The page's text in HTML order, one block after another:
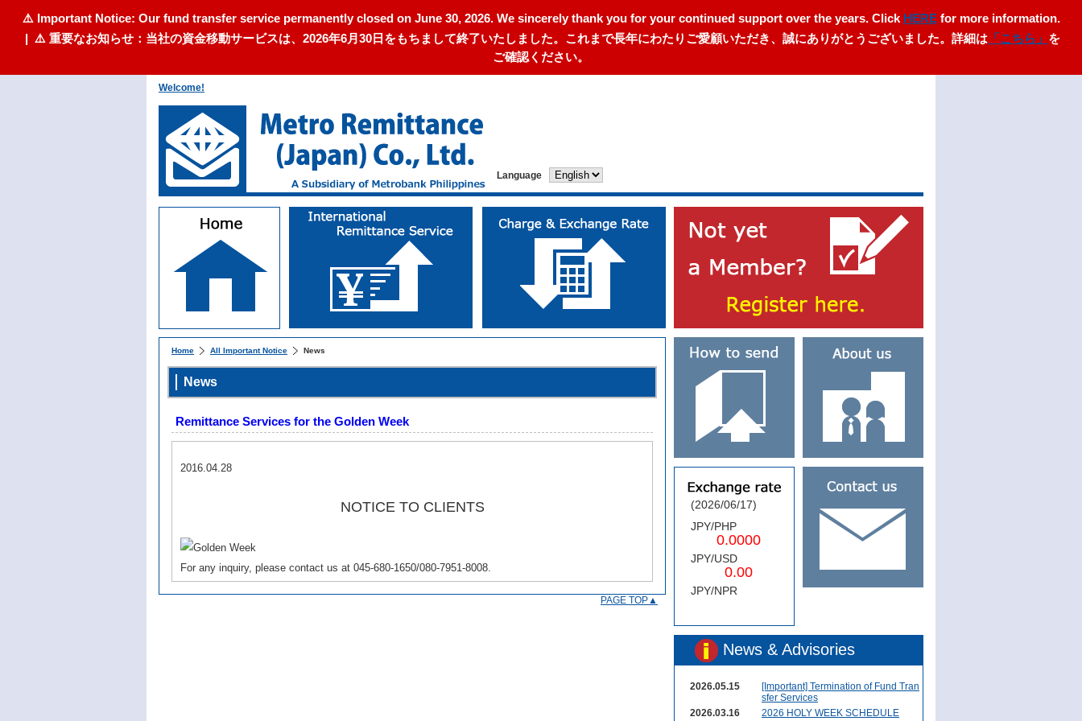
⚠️ Important Notice: Our fund transfer service permanently closed on June 30, 2026. We sincerely thank you for your continued support over the years. Click HEREfor more information.
| ⚠️ 重要なお知らせ：当社の資金移動サービスは、2026年6月30日をもちまして終了いたしました。これまで長年にわたりご愛顧いただき、誠にありがとうございました。詳細は 「こちら」 を
ご確認ください。
Welcome!
Language
Home All Important Notice News
News
Remittance Services for the Golden Week
2016.04.28
NOTICE TO CLIENTS
For any inquiry, please contact us at 045-680-1650/080-7951-8008.
PAGE TOP▲
(2026/06/17)
JPY/PHP
0.0000
JPY/USD
0.00
JPY/NPR
News & Advisories
2026.05.15
[Important] Termination of Fund Tran
sfer Services
2026.03.16
2026 HOLY WEEK SCHEDULE